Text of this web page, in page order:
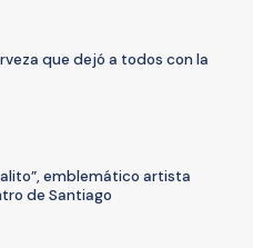
que dejó a todos con la
emblemático artista
de Santiago